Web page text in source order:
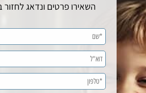
השאירו פרטים ונדאג